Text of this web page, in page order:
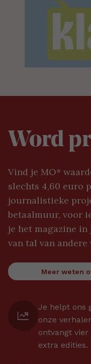
Word
Vind je MO*
slechts 4,60 euro
journalistieke
betaalmuur, voor
je het magazine
van tal van andere
Meer weten
Je helpt ons
onze
ontvangt
extra edities.